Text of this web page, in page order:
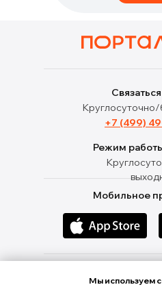
Мы используем
+7 (499)
Режим
Мобильное